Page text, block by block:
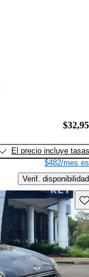
El precio incluye tasas
$482/mes
Verif. disponibilidad